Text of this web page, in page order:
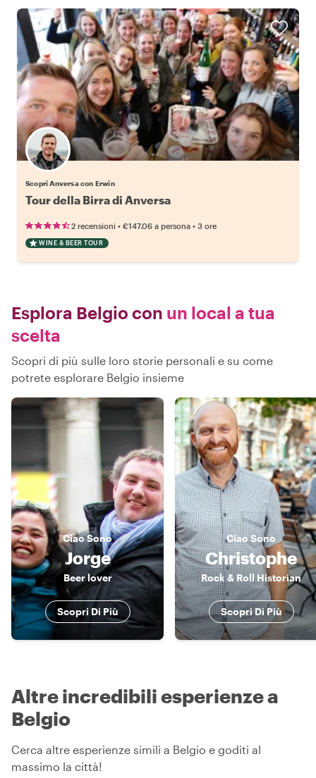
Scopri Anversa con Erwin
Tour della Birra di Anversa
2 recensioni • €147.06 a persona • 3 ore
WINE & BEER TOUR
Esplora Belgio con un local a tua
scelta
Scopri di più sulle loro storie personali e su come
potrete esplorare Belgio insieme
CiaoSono
Jorge
Beer lover
Scopri Di Più
CiaoSono
Christophe
Rock & Roll Historian
Scopri Di Più
Altre incredibili esperienze a
Belgio
Cerca altre esperienze simili a Belgio e goditi al
massimo la città!